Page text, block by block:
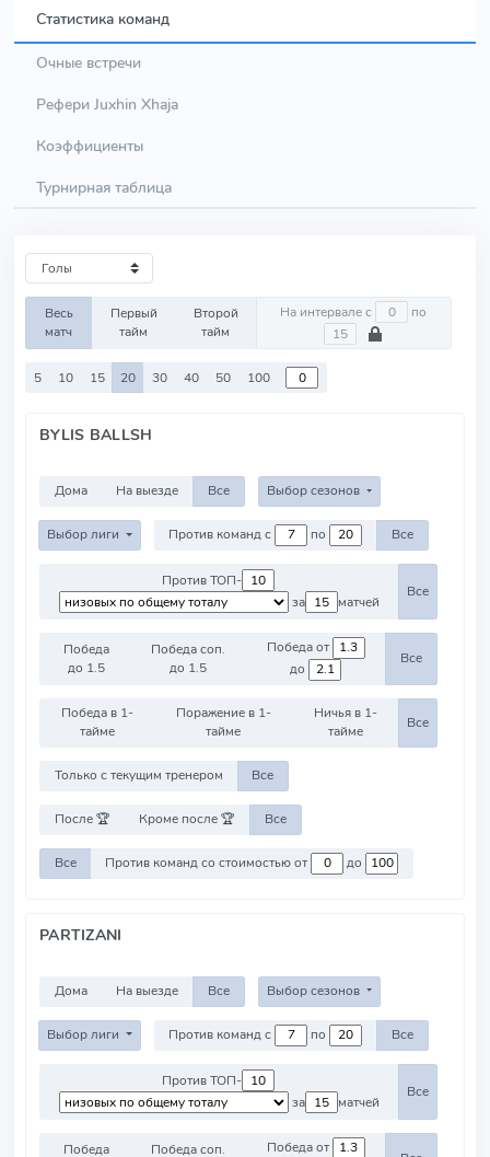
Статистика команд
Очные встречи
Рефери Juxhin Xhaja
Коэффициенты
Турнирная таблица
Весь
матч
Первый
тайм
Второй
тайм
На интервале с по
5 10 15 20 30 40 50 100
BYLIS BALLSH
Дома На выезде Все Выбор сезонов
Выбор лиги Против команд с по Все
Против ТОП-
за
матчей
Все
Победа
до 1.5
Победа соп.
до 1.5
Победа от
до
Все
Победа в 1-
тайме
Поражение в 1-
тайме
Ничья в 1-
тайме
Все
Только с текущим тренером Все
После 🏆 Кроме после 🏆 Все
Все Против команд со стоимостью от до
PARTIZANI
Дома На выезде Все Выбор сезонов
Выбор лиги Против команд с по Все
Против ТОП-
за
матчей
Все
Победа
Победа соп.
Победа от